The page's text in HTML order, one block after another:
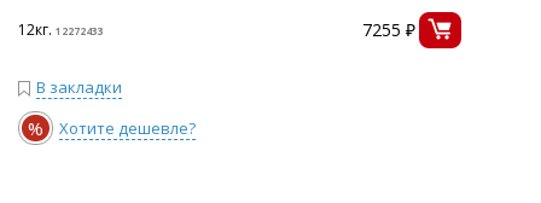
12кг. 12272433 7255 ₽
В закладки
% Хотите дешевле?